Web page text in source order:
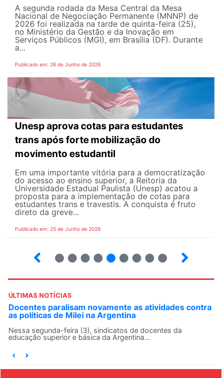
A segunda rodada da Mesa Central da Mesa
Nacional de Negociação Permanente (MNNP) de
2026 foi realizada na tarde de quinta-feira (25),
no Ministério da Gestão e da Inovação em
Serviços Públicos (MGI), em Brasília (DF). Durante
a...
Publicado em: 26 de Junho de 2026
Unesp aprova cotas para estudantes
trans após forte mobilização do
movimento estudantil
Em uma importante vitória para a democratização
do acesso ao ensino superior, a Reitoria da
Universidade Estadual Paulista (Unesp) acatou a
proposta para a implementação de cotas para
estudantes trans e travestis. A conquista é fruto
direto da greve...
Publicado em: 25 de Junho de 2026
ÚLTIMAS NOTÍCIAS
ANDES-SN convoca docentes para Dia de
Solidariedade Internacionalista com Cuba em 13 de
agosto
O ANDES-SN conclama suas seções sindicais e o conjunto